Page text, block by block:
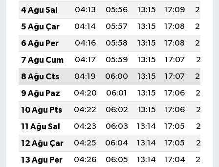
4 Ağu Sal
04:13 05:56 13:15 17:09
20:25
5 Ağu Çar
04:14 05:57 13:15 17:08
20:24
6 Ağu Per
04:16 05:58 13:15 17:08
20:23
7 Ağu Cum
04:17 05:59 13:15 17:07
20:21
8 Ağu Cts
04:19 06:00 13:15 17:07
20:20
9 Ağu Paz
04:20 06:01 13:15 17:06
20:19
10 Ağu Pts
04:22 06:02 13:15 17:06
20:18
11 Ağu Sal
04:23 06:03 13:14 17:05
20:16
12 Ağu Çar
04:25 06:04 13:14 17:05
20:15
13 Ağu Per
04:26 06:05 13:14 17:04
20:14